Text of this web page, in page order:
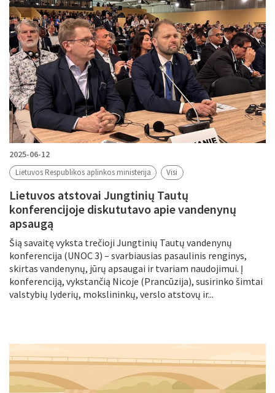
2025-06-12
Lietuvos Respublikos aplinkos ministerija Visi
Lietuvos atstovai Jungtinių Tautų
konferencijoje diskututavo apie vandenynų
apsaugą
Šią savaitę vyksta trečioji Jungtinių Tautų vandenynų
konferencija (UNOC 3) – svarbiausias pasaulinis renginys,
skirtas vandenynų, jūrų apsaugai ir tvariam naudojimui. Į
konferenciją, vykstančią Nicoje (Prancūzija), susirinko šimtai
valstybių lyderių, mokslininkų, verslo atstovų ir...